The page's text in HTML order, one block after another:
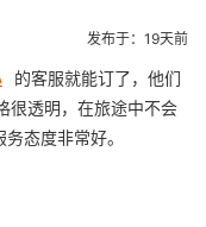
发布于：19天前
的客服就能订了，他们
很透明，在旅途中不会
态度非常好。